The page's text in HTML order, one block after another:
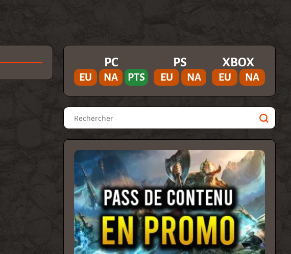
PC
EU NA PTS
PS
EU NA
XBOX
EU NA
Rechercher